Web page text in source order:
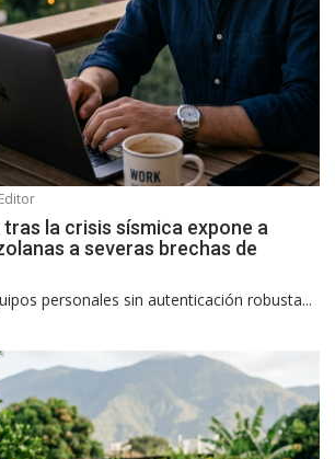
Editor
la crisis sísmica expone a
a severas brechas de
personales sin autenticación robusta...